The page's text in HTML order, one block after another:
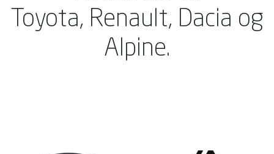
Toyota, Renault, Dacia og
Alpine.